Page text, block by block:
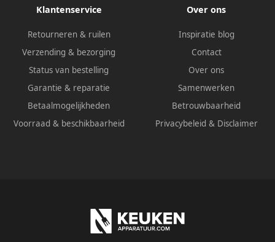
Klantenservice
Retourneren & ruilen
Verzending & bezorging
Status van bestelling
Garantie & reparatie
Betaalmogelijkheden
Voorraad & beschikbaarheid
Over ons
Inspiratie blog
Contact
Over ons
Samenwerken
Betrouwbaarheid
Privacybeleid & Disclaimer